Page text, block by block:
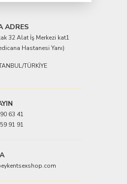
ADRES
32 Alat İş Merkezi kat1
Hastanesi Yanı)
TÜRKİYE
63 41
91 91